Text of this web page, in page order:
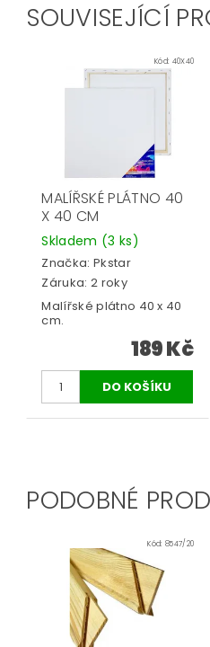
SOUVISEJÍCÍ
Kód: 40X40
MALÍŘSKÉ PLÁTNO 40
X 40 CM
Skladem (3 ks)
Značka: Pkstar
Záruka: 2 roky
Malířské plátno 40 x 40
cm.
189 Kč
PODOBNÉ
Kód:8547/20